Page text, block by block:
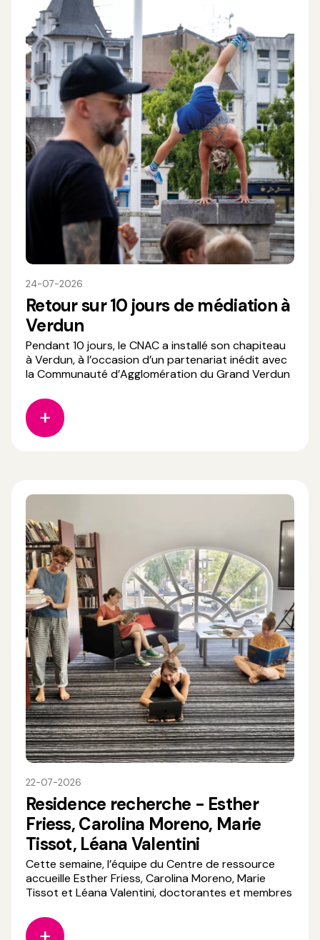
24-07-2026
Retour sur 10 jours de médiation à
Verdun
Pendant 10 jours, le CNAC a installé son chapiteau
à Verdun, à l’occasion d’un partenariat inédit avec
la Communauté d’Agglomération du Grand Verdun
d'intérêt national, mention art et création pour le
cirque. Pour accompagner les deux
représentations du
22-07-2026
Residence recherche - Esther
Friess, Carolina Moreno, Marie
Tissot, Léana Valentini
Cette semaine, l’équipe du Centre de ressource
accueille Esther Friess, Carolina Moreno, Marie
Tissot et Léana Valentini, doctorantes et membres
projet « Soutien à la recherche en cirque 2026 » du
CNAC, elles se retrouvent pour une résidence d